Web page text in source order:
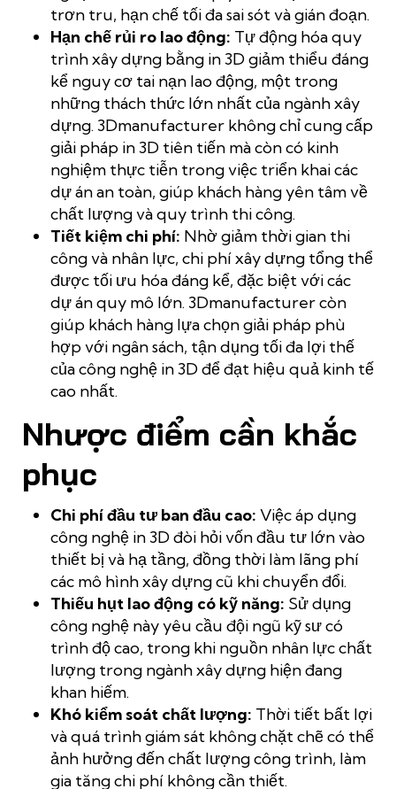
trơn tru, hạn chế tối đa sai sót và gián đoạn.
Hạn chế rủi ro lao động: Tự động hóa quy
trình xây dựng bằng in 3D giảm thiểu đáng
kể nguy cơ tai nạn lao động, một trong
những thách thức lớn nhất của ngành xây
dựng. 3Dmanufacturer không chỉ cung cấp
giải pháp in 3D tiên tiến mà còn có kinh
nghiệm thực tiễn trong việc triển khai các
dự án an toàn, giúp khách hàng yên tâm về
chất lượng và quy trình thi công.
Tiết kiệm chi phí: Nhờ giảm thời gian thi
công và nhân lực, chi phí xây dựng tổng thể
được tối ưu hóa đáng kể, đặc biệt với các
dự án quy mô lớn. 3Dmanufacturer còn
giúp khách hàng lựa chọn giải pháp phù
hợp với ngân sách, tận dụng tối đa lợi thế
của công nghệ in 3D để đạt hiệu quả kinh tế
cao nhất.
Nhược điểm cần khắc
phục
Chi phí đầu tư ban đầu cao: Việc áp dụng
công nghệ in 3D đòi hỏi vốn đầu tư lớn vào
thiết bị và hạ tầng, đồng thời làm lãng phí
các mô hình xây dựng cũ khi chuyển đổi.
Thiếu hụt lao động có kỹ năng: Sử dụng
công nghệ này yêu cầu đội ngũ kỹ sư có
trình độ cao, trong khi nguồn nhân lực chất
lượng trong ngành xây dựng hiện đang
khan hiếm.
Khó kiểm soát chất lượng: Thời tiết bất lợi
và quá trình giám sát không chặt chẽ có thể
ảnh hưởng đến chất lượng công trình, làm
gia tăng chi phí không cần thiết.